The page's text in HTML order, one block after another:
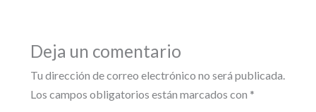
Deja un comentario
Tu dirección de correo electrónico no será publicada.
Los campos obligatorios están marcados con *